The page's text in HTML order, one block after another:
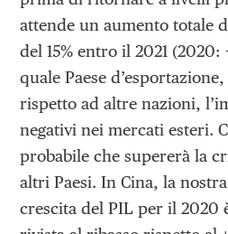
attende un aumento totale
del 15% entro il 2021 (2020:
quale Paese
rispetto ad altre nazioni,
negativi nei mercati esteri.
probabile che supererà la
altri Paesi. In Cina, la
crescita del PIL per il 2020